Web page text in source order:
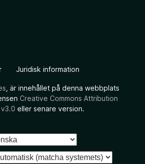
Juridisk information
, är innehållet på denna webbplats
Creative Commons Attribution
eller senare version.